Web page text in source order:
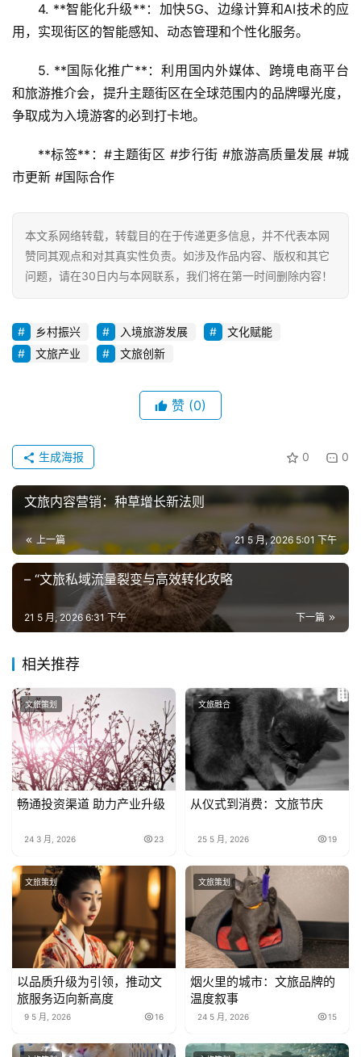
4. **智能化升级**：加快5G、边缘计算和AI技术的应
用，实现街区的智能感知、动态管理和个性化服务。
5. **国际化推广**：利用国内外媒体、跨境电商平台
和旅游推介会，提升主题街区在全球范围内的品牌曝光度，
争取成为入境游客的必到打卡地。
**标签**：#主题街区 #步行街 #旅游高质量发展 #城
市更新 #国际合作
本文系网络转载，转载目的在于传递更多信息，并不代表本网
赞同其观点和对其真实性负责。如涉及作品内容、版权和其它
问题，请在30日内与本网联系，我们将在第一时间删除内容！
乡村振兴 入境旅游发展
文化赋能
文旅产业
文旅创新
赞 (0)
0 0
生成海报
文旅内容营销：种草增长新法则
上一篇 21 5 月, 2026 5:01 下午
– “文旅私域流量裂变与高效转化攻略
下一篇
21 5 月, 2026 6:31 下午
相关推荐
文旅策划
畅通投资渠道 助力产业升级
24 3 月, 2026 23
文旅融合
从仪式到消费：文旅节庆
25 5 月, 2026 19
文旅策划
以品质升级为引领，推动文
旅服务迈向新高度
9 5 月, 2026 16
文旅策划
烟火里的城市：文旅品牌的
温度叙事
24 5 月, 2026 15